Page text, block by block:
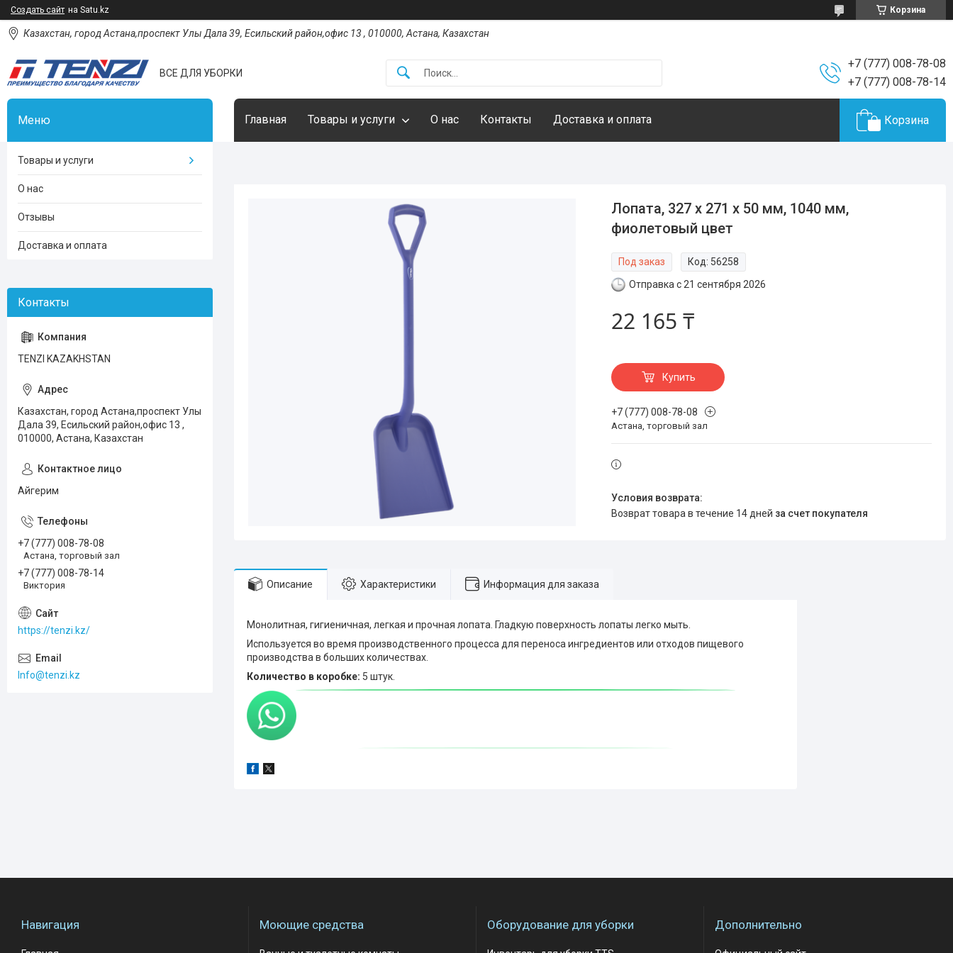
Создать сайт на Satu.kz Корзина
Казахстан, город Астана,проспект Улы Дала 39, Есильский район,офис 13 , 010000, Астана, Казахстан
ВСЕ ДЛЯ УБОРКИ
+7 (777) 008-78-08
+7 (777) 008-78-14
Главная Товары и услуги О нас Контакты Доставка и оплата Корзина
Лопата, 327 x 271 x 50 мм, 1040 мм,
фиолетовый цвет
Под заказ Код: 56258
Отправка с 21 сентября 2026
22 165 ₸
Купить
+7 (777) 008-78-08
Астана, торговый зал
возврат товара в течение 14 дней за счет покупателя
Описание Характеристики Информация для заказа
Монолитная, гигиеничная, легкая и прочная лопата. Гладкую поверхность лопаты легко мыть.
Используется во время производственного процесса для переноса ингредиентов или отходов пищевого
производства в больших количествах.
Количество в коробке: 5 штук.
Товары и услуги
О нас
Отзывы
Доставка и оплата
TENZI KAZAKHSTAN
Казахстан, город Астана,проспект Улы
Дала 39, Есильский район,офис 13 ,
010000, Астана, Казахстан
Айгерим
+7 (777) 008-78-08
Астана, торговый зал
+7 (777) 008-78-14
Виктория
https://tenzi.kz/
Info@tenzi.kz
Навигация Моющие средства Оборудование для уборки Дополнительно